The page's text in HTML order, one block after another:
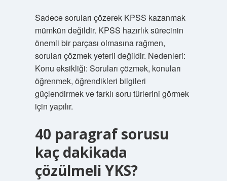
Sadece soruları çözerek KPSS kazanmak
mümkün değildir. KPSS hazırlık sürecinin
önemli bir parçası olmasına rağmen,
soruları çözmek yeterli değildir. Nedenleri:
Konu eksikliği: Soruları çözmek, konuları
öğrenmek, öğrendikleri bilgileri
güçlendirmek ve farklı soru türlerini görmek
için yapılır.
40 paragraf sorusu
kaç dakikada
çözülmeli YKS?